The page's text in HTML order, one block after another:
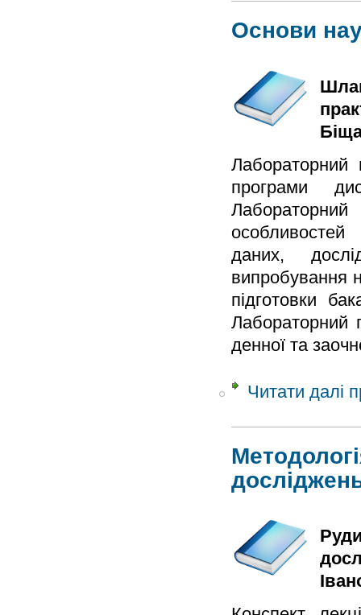
Основи
Лабораторний
програми
даних,
випробування
підготовки
Лабораторний
денної та
Читати далі